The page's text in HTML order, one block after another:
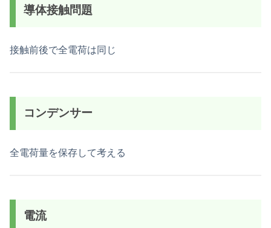
導体接触問題
接触前後で全電荷は同じ
コンデンサー
全電荷量を保存して考える
電流